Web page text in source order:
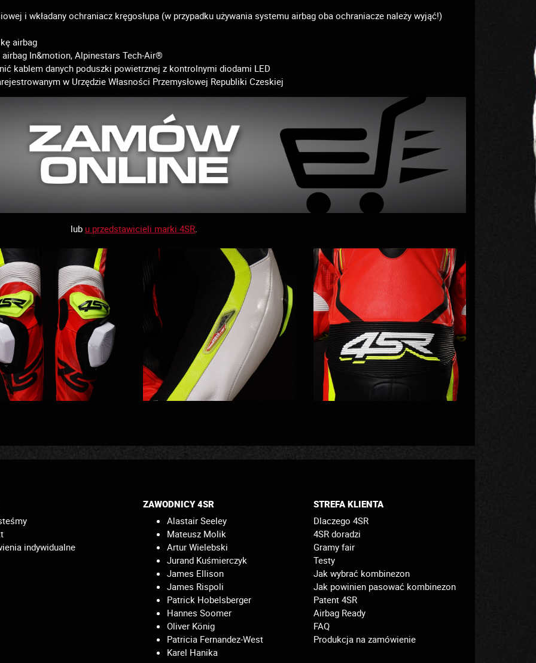
i wkładany ochraniacz kręgosłupa (w przypadku używania systemu airbag oba ochraniacze należy wyjąć!)
airbag
In&motion, Alpinestars Tech-Air®
kablem danych poduszki powietrznej z kontrolnymi diodami LED
w Urzędzie Własności Przemysłowej Republiki Czeskiej
lub u przedstawicieli marki 4SR
indywidualne
ZAWODNICY 4SR
Alastair Seeley
Mateusz Molik
Artur Wielebski
Jurand Kuśmierczyk
James Ellison
James Rispoli
Patrick Hobelsberger
Hannes Soomer
Oliver König
Patricia Fernandez-West
Karel Hanika
STREFA KLIENTA
Dlaczego 4SR
4SR doradzi
Gramy fair
Testy
Jak wybrać kombinezon
Jak powinien pasować kombinezon
Patent 4SR
Airbag Ready
FAQ
Produkcja na zamówienie